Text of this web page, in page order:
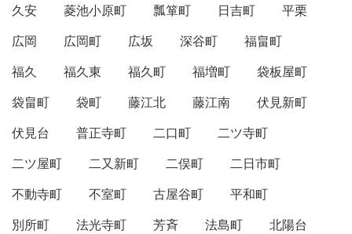
久安
菱池小原町 瓢箪町 日吉町
平栗
広岡
広岡町 広坂 深谷町
福畠町
福久
福久東 福久町 福増町
袋板屋町
袋畠町
袋町 藤江北 藤江南
伏見新町
伏見台
普正寺町 二口町
二ツ寺町
二ツ屋町
二又新町 二俣町
二日市町
不動寺町
不室町 古屋谷町
平和町
別所町
法光寺町 芳斉 法島町
北陽台